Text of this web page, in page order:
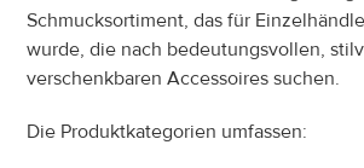
Schmucksortiment, das für
wurde, die nach bedeutungsvollen,
verschenkbaren Accessoires suchen.
Die Produktkategorien umfassen: